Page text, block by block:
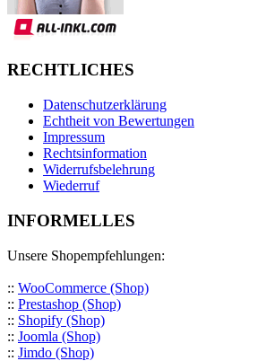
RECHTLICHES
Datenschutzerklärung
Echtheit von Bewertungen
Impressum
Rechtsinformation
Widerrufsbelehrung
Wiederruf
INFORMELLES
Unsere Shopempfehlungen:
:: WooCommerce (Shop)
:: Prestashop (Shop)
:: Shopify (Shop)
:: Joomla (Shop)
:: Jimdo (Shop)